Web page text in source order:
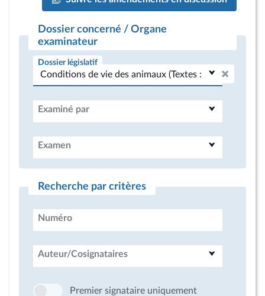
Dossier concerné / Organe
examinateur
Dossier législatif
Examiné par
Examen
Recherche par critères
Numéro
Auteur/Cosignataires
Premier signataire uniquement